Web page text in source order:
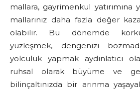
mallara, gayrimenkul
mallarınız daha fazla değer
olabilir. Bu dönemde
yüzleşmek, dengenizi
yolculuk yapmak aydınlatıcı
ruhsal olarak büyüme ve
bilinçaltınızda bir arınma